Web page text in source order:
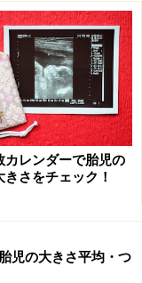
のでしょう？>>
容をご確認くださ
容は執筆者個人の
を保証するものでは
情報に基づいて被っ
、その他当社と契約
。
カレンダーで胎児の
さをチェック！
児の大きさ平均・つ